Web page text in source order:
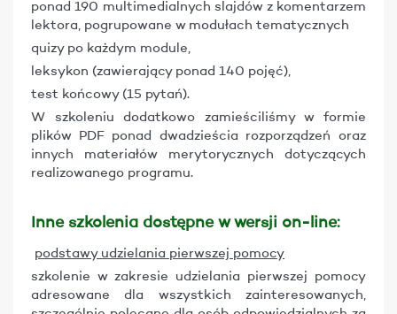
ponad 190 multimedialnych slajdów z komentarzem
lektora, pogrupowane w modułach tematycznych
quizy po każdym module,
leksykon (zawierający ponad 140 pojęć),
test końcowy (15 pytań).
W szkoleniu dodatkowo zamieściliśmy w formie
plików PDF ponad dwadzieścia rozporządzeń oraz
innych materiałów merytorycznych dotyczących
realizowanego programu.
Inne szkolenia dostępne w wersji on-line:
podstawy udzielania pierwszej pomocy
szkolenie w zakresie udzielania pierwszej pomocy
adresowane dla wszystkich zainteresowanych,